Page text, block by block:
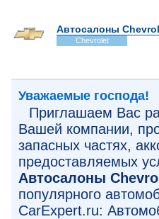
Автосалоны
Chevrolet
Уважаемые господа!
Приглашаем Вас
Вашей компании,
запасных частях,
предоставляемых
Автосалоны
популярного
CarExpert.ru: